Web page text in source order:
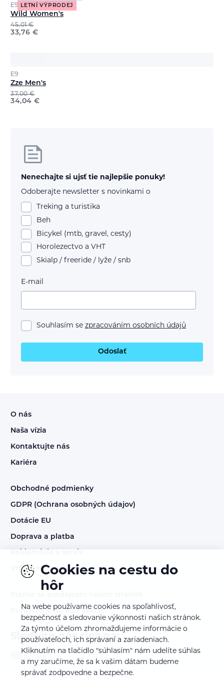
LETNÍ VÝPRODEJ
E9
Wild Women's
45,01€
33,76 €
E9
Zze Men's
37,00€
34,04 €
Nenechajte si ujsť tie najlepšie ponuky!
Odoberajte newsletter s novinkami o
Treking a turistika
Beh
Bicykel (mtb, gravel, cesty)
Horolezectvo a VHT
Skialp / freeride / lyže / snb
E-mail
Souhlasím se zpracováním osobních údajů
Odoslať
O nás
Naša vízia
Kontaktujte nás
Kariéra
Obchodné podmienky
GDPR (Ochrana osobných údajov)
Dotácie EU
Doprava a platba
Vrátenie tovaru
Prihlásenie do B2B sekcie
Sledujte nás tiež na:
Cookies na cestu do
hôr
Na webe používame cookies na spoľahlivosť,
bezpečnosť a sledovanie výkonnosti našich stránok.
Za týmto účelom zhromažďujeme informácie o
používateľoch, ich správaní a zariadeniach.
Kliknutím na tlačidlo "súhlasím" nám udelíte súhlas
a my zaručíme, že sa k vašim dátam budeme
správať zodpovedne a bezpečne.